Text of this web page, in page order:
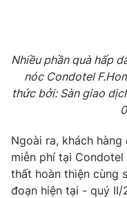
VTV Money
Thị trường 24h
VTV4
Nhiều phần quà hấp
nóc Condotel
thức bởi: Sàn giao
Ngoài ra, khách
miễn phí tại
thất hoàn thiện cùng
đoạn hiện tại - quý II/